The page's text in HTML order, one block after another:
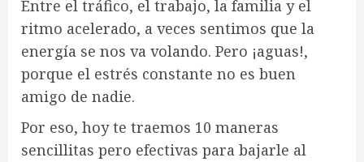
Entre el tráfico, el trabajo, la familia y el
ritmo acelerado, a veces sentimos que la
energía se nos va volando. Pero ¡aguas!,
porque el estrés constante no es buen
amigo de nadie.
Por eso, hoy te traemos 10 maneras
sencillitas pero efectivas para bajarle al